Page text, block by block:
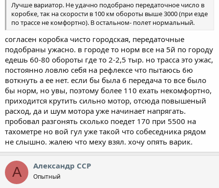
Лучше вариатор. Не удачно подобрано передаточное число в
коробке, так на скорости в 100 км обороты выше 3000 (при езде
по трассе не комфортно). В остальном- полет нормальный.
согласен коробка чисто городская, передаточные
подобраны ужасно. в городе то норм все на 5й по городу
едешь 60-80 обороты где то 2-2,5 тыр. но трасса это ужас,
постоянно ловлю себя на рефлексе что пытаюсь 6ю
воткнуть а ее нет. если бы была 6 передача то все было
бы норм, но увы, поэтому более 110 ехать некомфортно,
приходится крутить сильно мотор, отсюда повышеный
расход, да и шум мотора уже начинает напрягать.
пробовал разгонять сколько поедет 170 при 5500 на
тахометре но вой гул уже такой что собеседника рядом
не слышно. жалею что меху взял. хочу опять варик.
А Александр ССР
Опытный